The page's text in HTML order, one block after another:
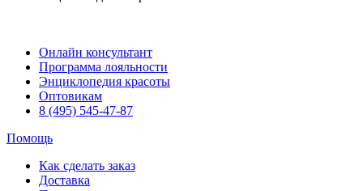
Онлайн консультант
Программа лояльности
Энциклопедия красоты
Оптовикам
8 (495) 545-47-87
Помощь
Как сделать заказ
Доставка